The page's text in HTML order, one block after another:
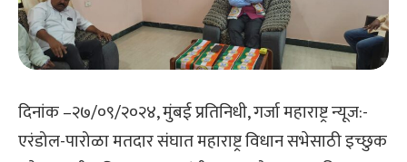
दिनांक –२७/०९/२०२४, मुंबई प्रतिनिधी, गर्जा महाराष्ट्र न्यूज:-
एरंडोल-पारोळा मतदार संघात महाराष्ट्र विधान सभेसाठी इच्छुक